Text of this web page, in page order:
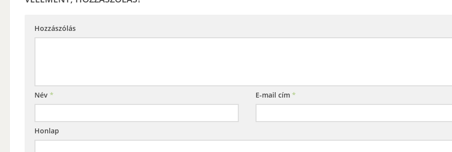
Hozzászólás
Név * E-mail cím*
Honlap